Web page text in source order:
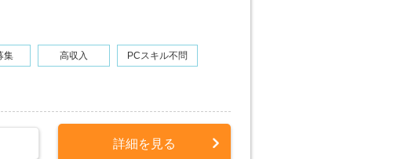
集 高収入 PCスキル不問
詳細を見る